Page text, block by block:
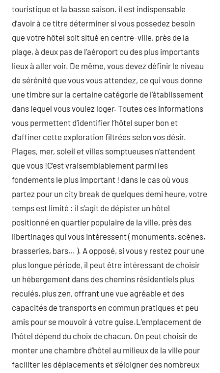
touristique et la basse saison. il est indispensable
d’avoir à ce titre déterminer si vous possedez besoin
que votre hôtel soit situé en centre-ville, près de la
plage, à deux pas de l’aéroport ou des plus importants
lieux à aller voir. De même, vous devez définir le niveau
de sérénité que vous vous attendez, ce qui vous donne
une timbre sur la certaine catégorie de l’établissement
dans lequel vous voulez loger. Toutes ces informations
vous permettent d’identifier l’hôtel super bon et
d’affiner cette exploration filtrées selon vos désir.
Plages, mer, soleil et villes somptueuses n’attendent
que vous !C’est vraisemblablement parmi les
fondements le plus important ! dans le cas où vous
partez pour un city break de quelques demi heure, votre
temps est limité : il s’agit de dépister un hôtel
positionné en quartier populaire de la ville, près des
libertinages qui vous intéressent ( monuments, scènes,
brasseries, bars… ). A opposé, si vous y restez pour une
plus longue période, il peut être intéressant de choisir
un hébergement dans des chemins résidentiels plus
reculés, plus zen, offrant une vue agréable et des
capacités de transports en commun pratiques et peu
amis pour se mouvoir à votre guise.L’emplacement de
l’hôtel dépend du choix de chacun. On peut choisir de
monter une chambre d’hôtel au milieux de la ville pour
faciliter les déplacements et s’éloigner des nombreux